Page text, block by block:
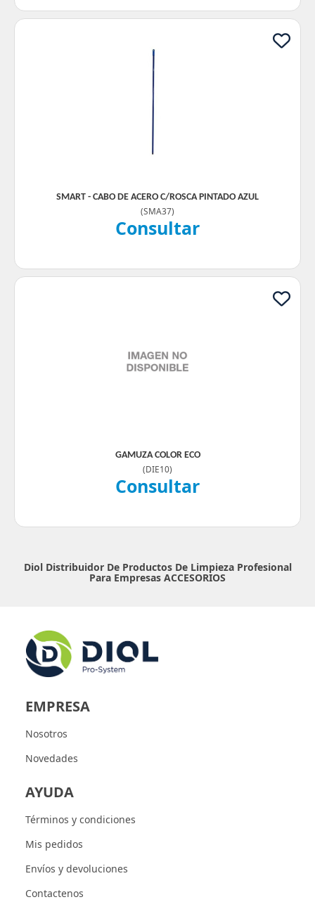
SMART - CABO DE ACERO C/ROSCA PINTADO AZUL
(SMA37)
Consultar
GAMUZA COLOR ECO
(DIE10)
Consultar
Diol Distribuidor De Productos De Limpieza Profesional
Para Empresas ACCESORIOS
EMPRESA
Nosotros
Novedades
AYUDA
Términos y condiciones
Mis pedidos
Envíos y devoluciones
Contactenos